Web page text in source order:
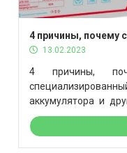
4 причины, почему
аккумулятора и
устройств
13.02.2023
4 причины,
аккумулятора и
На популярных
Wildberries многие